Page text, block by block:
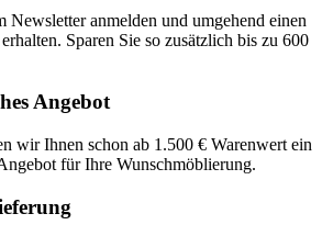
Newsletter anmelden und umgehend einen
Sparen Sie so zusätzlich bis zu 600
Angebot
wir Ihnen schon ab 1.500 € Warenwert ein
für Ihre Wunschmöblierung.